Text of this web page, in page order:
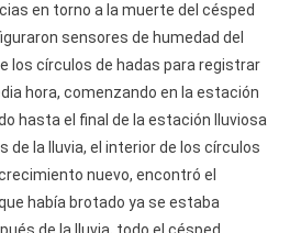
en torno a la muerte del césped
sensores de humedad del
los círculos de hadas para registrar
hora, comenzando en la estación
hasta el final de la estación lluviosa
de la lluvia, el interior de los círculos
nuevo, encontró el
había brotado ya se estaba